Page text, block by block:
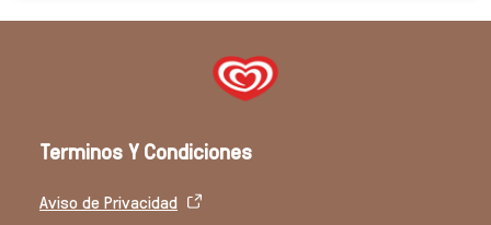
Terminos Y Condiciones
Aviso de Privacidad